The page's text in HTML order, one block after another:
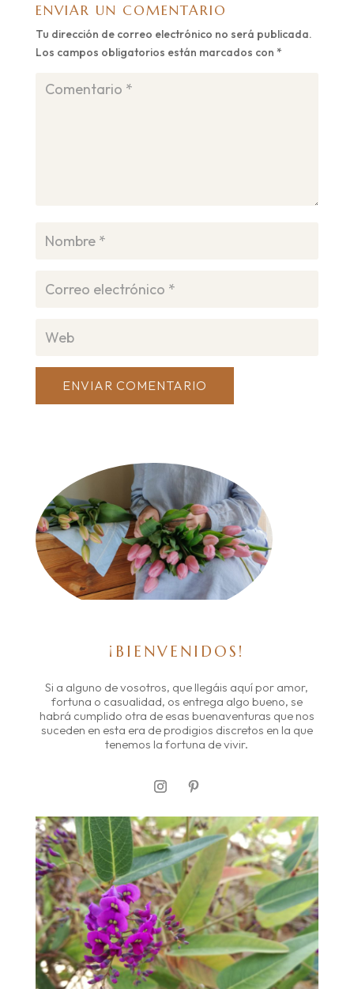
ENVIAR UN COMENTARIO
Tu dirección de correo electrónico no será publicada.
Los campos obligatorios están marcados con *
ENVIAR COMENTARIO
¡BIENVENIDOS!
Si a alguno de vosotros, que llegáis aquí por amor,
fortuna o casualidad, os entrega algo bueno, se
habrá cumplido otra de esas buenaventuras que nos
suceden en esta era de prodigios discretos en la que
tenemos la fortuna de vivir.